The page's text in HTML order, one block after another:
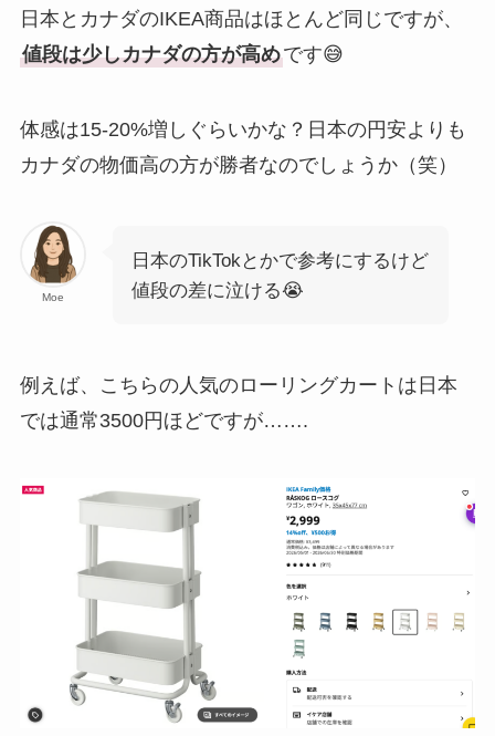
日本とカナダのIKEA商品はほとんど同じですが、
値段は少しカナダの方が高めです😅
体感は15-20%増しぐらいかな？日本の円安よりも
カナダの物価高の方が勝者なのでしょうか（笑）
Moe
日本のTikTokとかで参考にするけど
値段の差に泣ける😭
例えば、こちらの人気のローリングカートは日本
では通常3500円ほどですが…….